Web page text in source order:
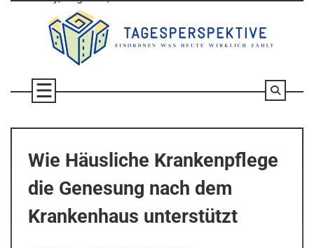
Wie Häusliche Krankenpflege
die Genesung nach dem
Krankenhaus unterstützt